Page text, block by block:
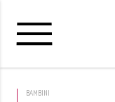
BAMBINI